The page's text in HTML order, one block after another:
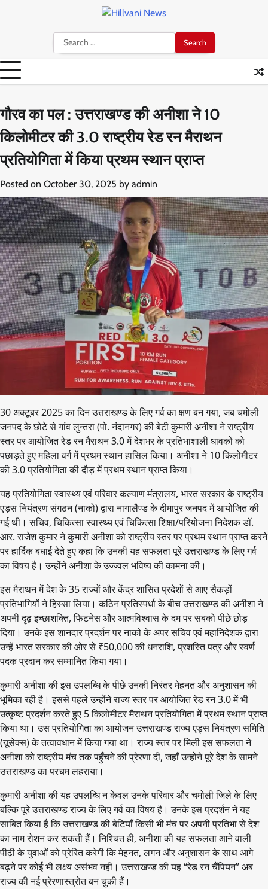
Search
for:
गौरव का पल : उत्तराखण्ड की अनीशा ने 10
किलोमीटर की 3.0 राष्ट्रीय रेड रन मैराथन
प्रतियोगिता में किया प्रथम स्थान प्राप्त
Posted on October 30, 2025 by admin
30 अक्टूबर 2025 का दिन उत्तराखण्ड के लिए गर्व का क्षण बन गया, जब चमोली
जनपद के छोटे से गांव लुन्तरा (पो. नंदानगर) की बेटी कुमारी अनीशा ने राष्ट्रीय
स्तर पर आयोजित रेड रन मैराथन 3.0 में देशभर के प्रतिभाशाली धावकों को
पछाड़ते हुए महिला वर्ग में प्रथम स्थान हासिल किया। अनीशा ने 10 किलोमीटर
की 3.0 प्रतियोगिता की दौड़ में प्रथम स्थान प्राप्त किया।
यह प्रतियोगिता स्वास्थ्य एवं परिवार कल्याण मंत्रालय, भारत सरकार के राष्ट्रीय
एड्स नियंत्रण संगठन (नाको) द्वारा नागालैण्ड के दीमापुर जनपद में आयोजित की
गई थी। सचिव, चिकित्सा स्वास्थ्य एवं चिकित्सा शिक्षा/परियोजना निदेशक डॉ.
आर. राजेश कुमार ने कुमारी अनीशा को राष्ट्रीय स्तर पर प्रथम स्थान प्राप्त करने
पर हार्दिक बधाई देते हुए कहा कि उनकी यह सफलता पूरे उत्तराखण्ड के लिए गर्व
का विषय है। उन्होंने अनीशा के उज्ज्वल भविष्य की कामना की।
इस मैराथन में देश के 35 राज्यों और केंद्र शासित प्रदेशों से आए सैकड़ों
प्रतिभागियों ने हिस्सा लिया। कठिन प्रतिस्पर्धा के बीच उत्तराखण्ड की अनीशा ने
अपनी दृढ़ इच्छाशक्ति, फिटनेस और आत्मविश्वास के दम पर सबको पीछे छोड़
दिया। उनके इस शानदार प्रदर्शन पर नाको के अपर सचिव एवं महानिदेशक द्वारा
उन्हें भारत सरकार की ओर से ₹50,000 की धनराशि, प्रशस्ति पत्र और स्वर्ण
पदक प्रदान कर सम्मानित किया गया।
कुमारी अनीशा की इस उपलब्धि के पीछे उनकी निरंतर मेहनत और अनुशासन की
भूमिका रही है। इससे पहले उन्होंने राज्य स्तर पर आयोजित रेड रन 3.0 में भी
उत्कृष्ट प्रदर्शन करते हुए 5 किलोमीटर मैराथन प्रतियोगिता में प्रथम स्थान प्राप्त
किया था। उस प्रतियोगिता का आयोजन उत्तराखण्ड राज्य एड्स नियंत्रण समिति
(यूसेक्स) के तत्वावधान में किया गया था। राज्य स्तर पर मिली इस सफलता ने
अनीशा को राष्ट्रीय मंच तक पहुँचने की प्रेरणा दी, जहाँ उन्होंने पूरे देश के सामने
उत्तराखण्ड का परचम लहराया।
कुमारी अनीशा की यह उपलब्धि न केवल उनके परिवार और चमोली जिले के लिए
बल्कि पूरे उत्तराखण्ड राज्य के लिए गर्व का विषय है। उनके इस प्रदर्शन ने यह
साबित किया है कि उत्तराखण्ड की बेटियाँ किसी भी मंच पर अपनी प्रतिभा से देश
का नाम रोशन कर सकती हैं। निश्चित ही, अनीशा की यह सफलता आने वाली
पीढ़ी के युवाओं को प्रेरित करेगी कि मेहनत, लगन और अनुशासन के साथ आगे
बढ़ने पर कोई भी लक्ष्य असंभव नहीं। उत्तराखण्ड की यह “रेड रन चैंपियन” अब
राज्य की नई प्रेरणास्त्रोत बन चुकी हैं।